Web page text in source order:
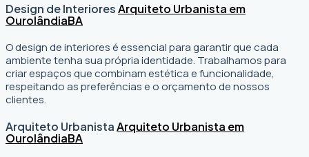
Design de InterioresArquiteto Urbanista em
OurolândiaBA
O design de interiores é essencial para garantir que cada
ambiente tenha sua própria identidade. Trabalhamos para
criar espaços que combinam estética e funcionalidade,
respeitando as preferências e o orçamento de nossos
clientes.
Arquiteto UrbanistaArquiteto Urbanista em
OurolândiaBA